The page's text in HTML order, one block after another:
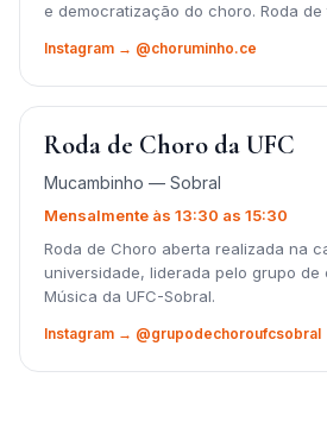
e democratização do choro. Roda
Instagram → @choruminho.ce
Roda de Choro da UFC
Mucambinho — Sobral
Mensalmente às 13:30 as 15:30
Roda de Choro aberta realizada na
universidade, liderada pelo grupo de
Música da UFC-Sobral.
Instagram → @grupodechoroufcsobral